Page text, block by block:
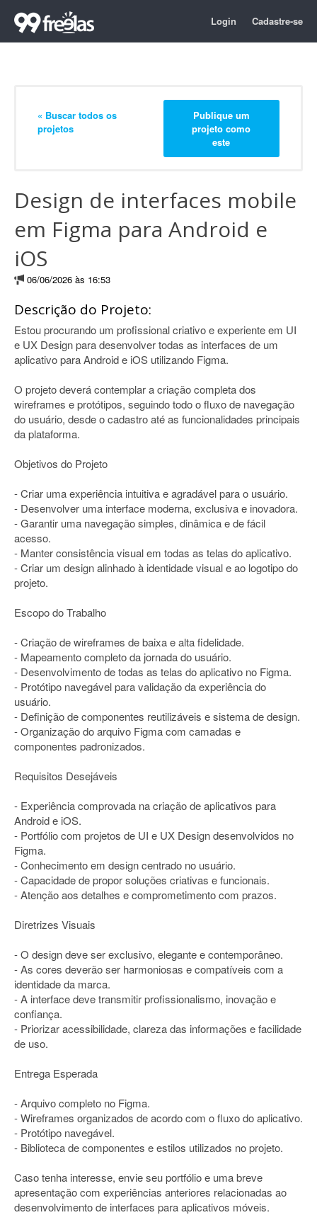
Login Cadastre-se
« Buscar todos os
projetos
Publique um
projeto como
este
Design de interfaces mobile
em Figma para Android e
iOS
06/06/2026 às 16:53
Descrição do Projeto:
Estou procurando um profissional criativo e experiente em UI
e UX Design para desenvolver todas as interfaces de um
aplicativo para Android e iOS utilizando Figma.
O projeto deverá contemplar a criação completa dos
wireframes e protótipos, seguindo todo o fluxo de navegação
do usuário, desde o cadastro até as funcionalidades principais
da plataforma.
Objetivos do Projeto
- Criar uma experiência intuitiva e agradável para o usuário.
- Desenvolver uma interface moderna, exclusiva e inovadora.
- Garantir uma navegação simples, dinâmica e de fácil
acesso.
- Manter consistência visual em todas as telas do aplicativo.
- Criar um design alinhado à identidade visual e ao logotipo do
projeto.
Escopo do Trabalho
- Criação de wireframes de baixa e alta fidelidade.
- Mapeamento completo da jornada do usuário.
- Desenvolvimento de todas as telas do aplicativo no Figma.
- Protótipo navegável para validação da experiência do
usuário.
- Definição de componentes reutilizáveis e sistema de design.
- Organização do arquivo Figma com camadas e
componentes padronizados.
Requisitos Desejáveis
- Experiência comprovada na criação de aplicativos para
Android e iOS.
- Portfólio com projetos de UI e UX Design desenvolvidos no
Figma.
- Conhecimento em design centrado no usuário.
- Capacidade de propor soluções criativas e funcionais.
- Atenção aos detalhes e comprometimento com prazos.
Diretrizes Visuais
- O design deve ser exclusivo, elegante e contemporâneo.
- As cores deverão ser harmoniosas e compatíveis com a
identidade da marca.
- A interface deve transmitir profissionalismo, inovação e
confiança.
- Priorizar acessibilidade, clareza das informações e facilidade
de uso.
Entrega Esperada
- Arquivo completo no Figma.
- Wireframes organizados de acordo com o fluxo do aplicativo.
- Protótipo navegável.
- Biblioteca de componentes e estilos utilizados no projeto.
Caso tenha interesse, envie seu portfólio e uma breve
apresentação com experiências anteriores relacionadas ao
desenvolvimento de interfaces para aplicativos móveis.